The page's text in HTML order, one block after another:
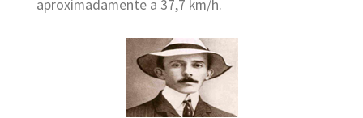
aproximadamente a 37,7 km/h.